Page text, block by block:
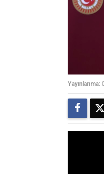
Yayınlanma: